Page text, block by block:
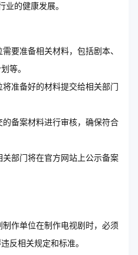
的健康发展。
要准备相关材料，包括剧本、
等。
准备好的材料提交给相关部门
备案材料进行审核，确保符合
部门将在官方网站上公示备案
作单位在制作电视剧时，必须
反相关规定和标准。